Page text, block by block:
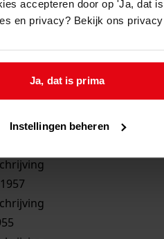
accepteren door op 'Ja, dat
en privacy? Bekijk ons
Ja, dat is prima
Instellingen beheren